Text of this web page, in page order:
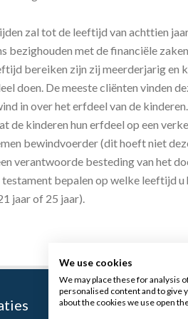
zal tot de leeftijd van achttien
bezighouden met de financiële
bereiken zijn zij meerderjarig en
doen. De meeste cliënten vinden
in over het erfdeel van de
de kinderen hun erfdeel op een
bewindvoerder (dit hoeft niet
verantwoorde besteding van het
bepalen op welke leeftijd
jaar of 25 jaar).
We use cookies
We may place these for analysis
personalised content and to give
about the cookies we use open